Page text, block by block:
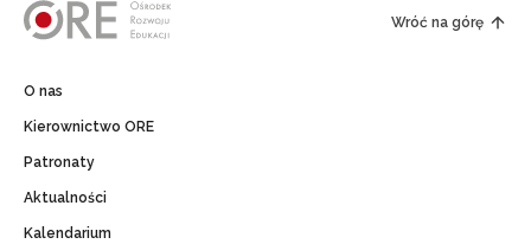
Wróć na górę
O nas
Kierownictwo ORE
Patronaty
Aktualności
Kalendarium